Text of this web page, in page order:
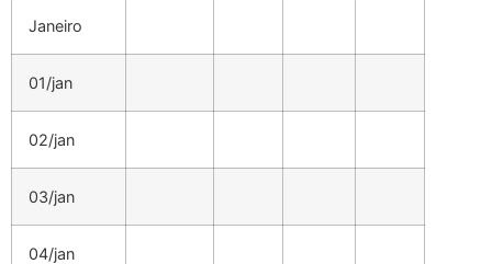
Janeiro
01/jan
02/jan
03/jan
04/jan